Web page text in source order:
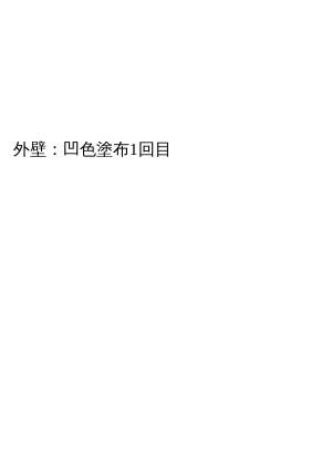
外壁：凹色塗布1回目